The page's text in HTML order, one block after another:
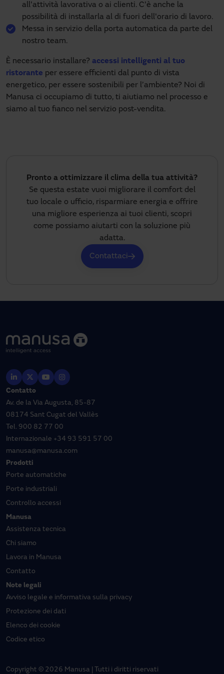
all'attività lavorativa o ai clienti. C'è anche la
possibilità di installarla al di fuori dell'orario di lavoro.
Messa in servizio della porta automatica da parte del
nostro team.
È necessario installare? accessi intelligenti al tuo
ristorante per essere efficienti dal punto di vista
energetico, per essere sostenibili per l’ambiente? Noi di
Manusa ci occupiamo di tutto, ti aiutiamo nel processo e
siamo al tuo fianco nel servizio post-vendita.
Pronto a ottimizzare il clima della tua attività?
Se questa estate vuoi migliorare il comfort del
tuo locale o ufficio, risparmiare energia e offrire
una migliore esperienza ai tuoi clienti, scopri
come possiamo aiutarti con la soluzione più
adatta.
Contattaci
Contatto
Av. de la Via Augusta, 85-87
08174 Sant Cugat del Vallès
Tel. 900 82 77 00
Internazionale +34 93 591 57 00
manusa@manusa.com
Prodotti
Porte automatiche
Porte industriali
Controllo accessi
Manusa
Assistenza tecnica
Chi siamo
Lavora in Manusa
Contatto
Note legali
Avviso legale e informativa sulla privacy
Protezione dei dati
Elenco dei cookie
Codice etico
Copyright © 2026 Manusa | Tutti i diritti riservati